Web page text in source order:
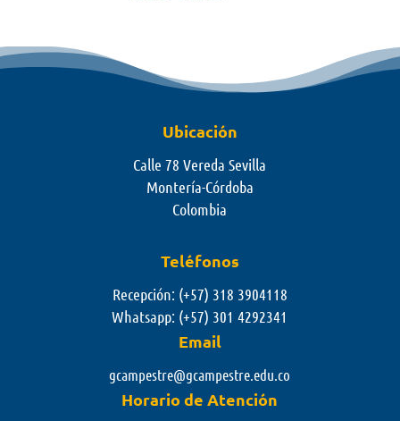
Ubicación
Calle 78 Vereda Sevilla
Montería-Córdoba
Colombia
Teléfonos
Recepción: (+57) 318 3904118
Whatsapp: (+57) 301 4292341
Email
gcampestre@gcampestre.edu.co
Horario de Atención